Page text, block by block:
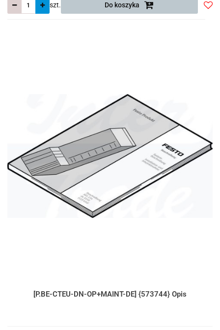
szt. Do koszyka
[P.BE-CTEU-DN-OP+MAINT-DE] {573744} Opis